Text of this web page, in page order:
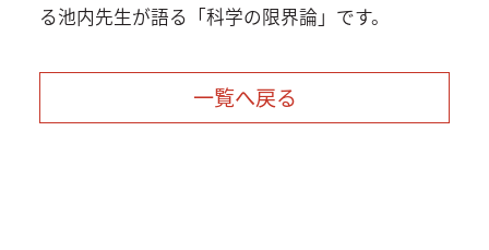
る池内先生が語る「科学の限界論」です。
一覧へ戻る